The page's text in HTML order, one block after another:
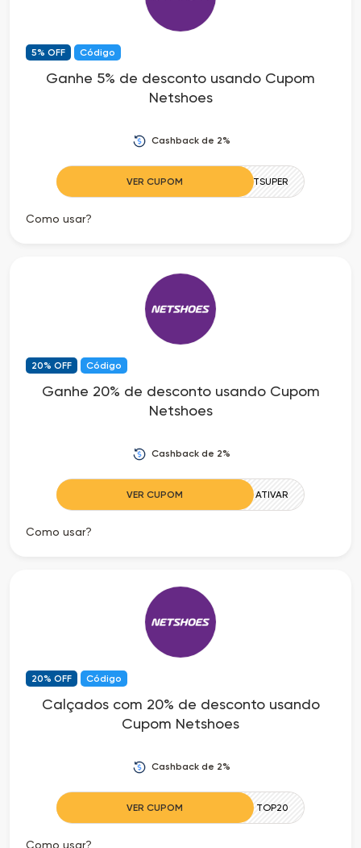
5% OFF Código
Ganhe 5% de desconto usando Cupom
Netshoes
Cashback de 2%
VER CUPOM NETSUPER
Como usar?
20% OFF Código
Ganhe 20% de desconto usando Cupom
Netshoes
Cashback de 2%
VER CUPOM ATIVAR
Como usar?
20% OFF Código
Calçados com 20% de desconto usando
Cupom Netshoes
Cashback de 2%
VER CUPOM TOP20
Como usar?